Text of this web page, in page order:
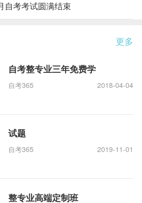
自考考试圆满结束
更多
自考整专业三年免费学
自考365 2018-04-04
试题
自考365 2019-11-01
整专业高端定制班